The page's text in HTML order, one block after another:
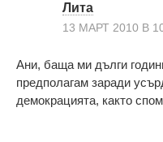
Лита
13 МАРТ 2010 В
Ани, баща ми дълги
предполагам заради
демокрацията, както